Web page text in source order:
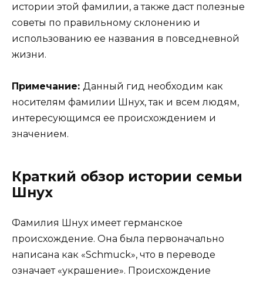
истории этой фамилии, а также даст полезные
советы по правильному склонению и
использованию ее названия в повседневной
жизни.
Примечание: Данный гид необходим как
носителям фамилии Шнух, так и всем людям,
интересующимся ее происхождением и
значением.
Краткий обзор истории семьи
Шнух
Фамилия Шнух имеет германское
происхождение. Она была первоначально
написана как «Schmuck», что в переводе
означает «украшение». Происхождение